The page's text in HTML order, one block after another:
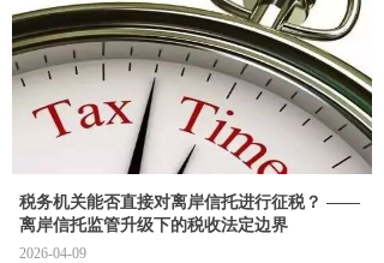
税务机关能否直接对离岸信托进行征税？ ——
离岸信托监管升级下的税收法定边界
2026-04-09